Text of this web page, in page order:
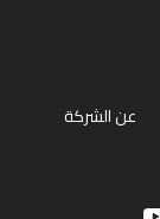
عن الشركة